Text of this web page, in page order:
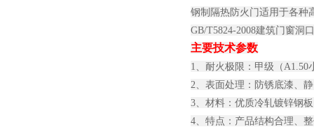
钢制隔热防火门适用于各种
GB/T5824-2008建筑门窗洞
主要技术参数
1、耐火极限：甲级（A1.50
2、表面处理：防锈底漆、
3、材料：优质冷轧镀锌钢
4、特点：产品结构合理、